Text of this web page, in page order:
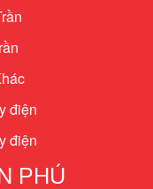
điện
điện
PHÚ